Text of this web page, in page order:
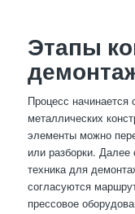
Этапы
Процесс начинается
металлических
элементы можно
или разборки. Далее
техника для
согласуются
прессовое